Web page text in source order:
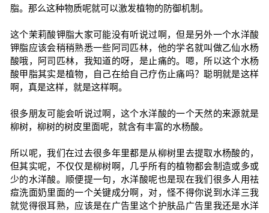
脂。那么这种物质呢就可以激发植物的防御机制。
这个茉莉酸钾脂大家可能没有听说过啊，但是另外一个水洋酸
钾脂应该会稍稍熟悉一些阿司匹林，他的学名就叫做乙仙水杨
酸哦，阿司匹林，我知道的呀，是止痛的。嗯，所以这个水杨
酸甲脂其实是植物，自己在给自己疗伤止痛吗？聪明就是这样
啊，真是这样，就是这样啊。
很多朋友可能会听说过啊，这个水洋酸的一个天然的来源就是
柳树，柳树的树皮里面呢，就含有丰富的水杨酸。
所以呢，我们在过去很多年里都是从柳树里去提取水杨酸的，
但其实呢，不仅仅是柳树啊，几乎所有的植物都会制造或多或
少的水洋酸。顺便提一句，水洋酸呢也是现在我们很多人用祛
痘洗面奶里面的一个关键成分啊，对，怪不得你说到水洋三我
就觉得很耳熟，应该是在广告里这个护肤品广告里我还是水洋